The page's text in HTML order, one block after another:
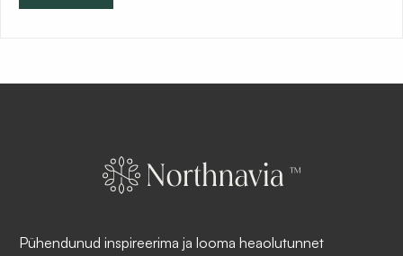
Pühendunud inspireerima ja looma heaolutunnet